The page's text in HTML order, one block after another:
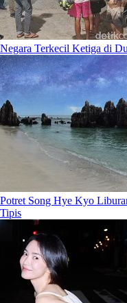
Negara Terkecil Ketiga di
Potret Song Hye Kyo
Tipis